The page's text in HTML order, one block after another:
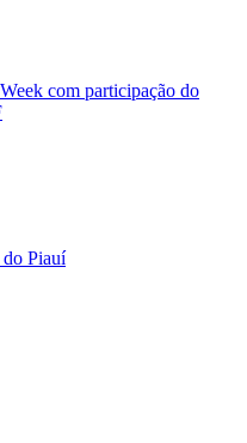
com participação do
do Piauí